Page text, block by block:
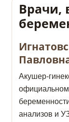
Врачи,
Акушер-
анализов и